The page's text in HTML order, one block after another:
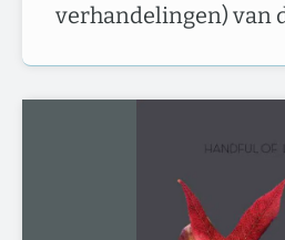
verhandelingen) van